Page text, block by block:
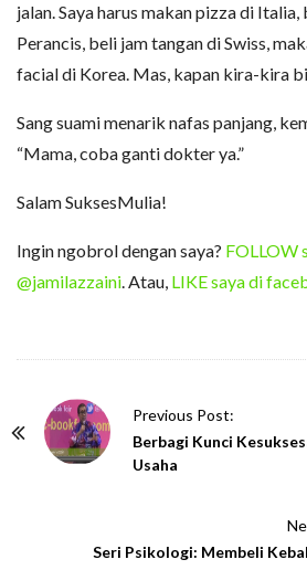
jalan. Saya harus makan pizza di
Perancis, beli jam tangan di Swiss,
facial di Korea. Mas, kapan kira-kira
Sang suami menarik nafas panjang,
“Mama, coba ganti dokter ya.”
Salam SuksesMulia!
Ingin ngobrol dengan saya? FOLLOW
@jamilazzaini. Atau, LIKE saya di
Previous Post:
Berbagi Kunci
Usaha
Seri Psikologi: Membeli